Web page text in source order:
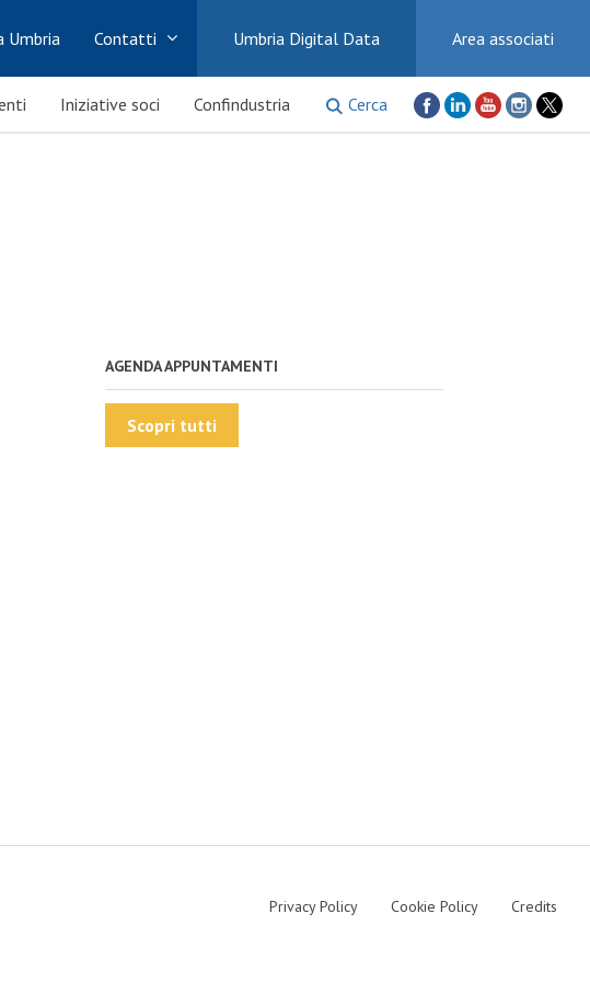
Umbria Contatti Umbria Digital Data Area associati
Iniziative soci Confindustria Cerca
AGENDA APPUNTAMENTI
Scopri tutti
Privacy Policy Cookie Policy Credits